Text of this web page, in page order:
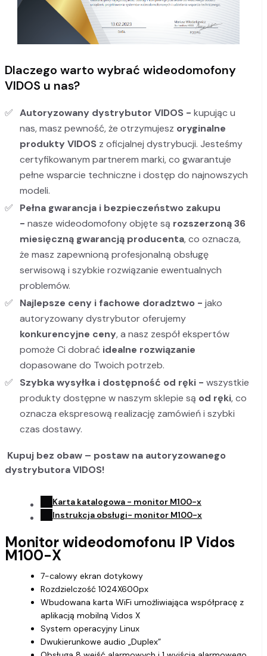
Dlaczego warto wybrać wideodomofony
VIDOS u nas?
Autoryzowany dystrybutor VIDOS - kupując u
nas, masz pewność, że otrzymujesz oryginalne
produkty VIDOS z oficjalnej dystrybucji. Jesteśmy
certyfikowanym partnerem marki, co gwarantuje
pełne wsparcie techniczne i dostęp do najnowszych
modeli.
Pełna gwarancja i bezpieczeństwo zakupu
- nasze wideodomofony objęte są rozszerzoną 36
miesięczną gwarancją producenta, co oznacza,
że masz zapewnioną profesjonalną obsługę
serwisową i szybkie rozwiązanie ewentualnych
problemów.
Najlepsze ceny i fachowe doradztwo - jako
autoryzowany dystrybutor oferujemy
konkurencyjne ceny, a nasz zespół ekspertów
pomoże Ci dobrać idealne rozwiązanie
dopasowane do Twoich potrzeb.
Szybka wysyłka i dostępność od ręki - wszystkie
produkty dostępne w naszym sklepie są od ręki, co
oznacza ekspresową realizację zamówień i szybki
czas dostawy.
Kupuj bez obaw – postaw na autoryzowanego
dystrybutora VIDOS!
Karta katalogowa - monitor M100-x
Instrukcja obsługi- monitor M100-x
Monitor wideodomofonu IP Vidos
M100-X
7-calowy ekran dotykowy
Rozdzielczość 1024X600px
Wbudowana karta WiFi umożliwiająca współpracę z
aplikacją mobilną Vidos X
System operacyjny Linux
Dwukierunkowe audio „Duplex”